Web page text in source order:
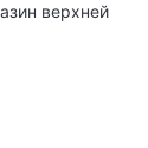
верхней